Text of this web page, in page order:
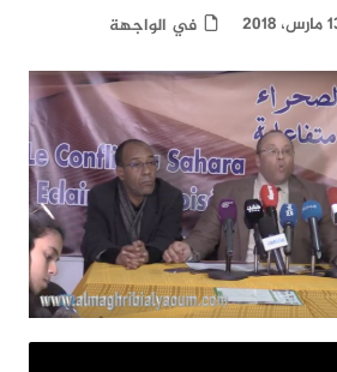
2018 في الواجهة